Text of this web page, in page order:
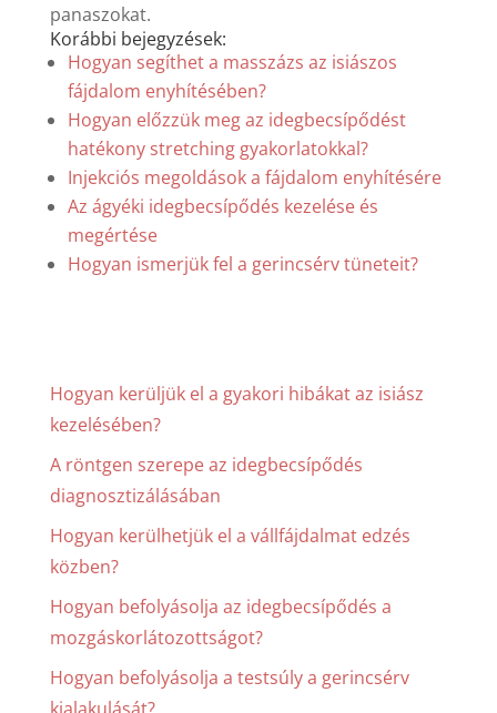
panaszokat.
Korábbi bejegyzések:
Hogyan segíthet a masszázs az isiászos
fájdalom enyhítésében?
Hogyan előzzük meg az idegbecsípődést
hatékony stretching gyakorlatokkal?
Injekciós megoldások a fájdalom enyhítésére
Az ágyéki idegbecsípődés kezelése és
megértése
Hogyan ismerjük fel a gerincsérv tüneteit?
Hogyan kerüljük el a gyakori hibákat az isiász
kezelésében?
A röntgen szerepe az idegbecsípődés
diagnosztizálásában
Hogyan kerülhetjük el a vállfájdalmat edzés
közben?
Hogyan befolyásolja az idegbecsípődés a
mozgáskorlátozottságot?
Hogyan befolyásolja a testsúly a gerincsérv